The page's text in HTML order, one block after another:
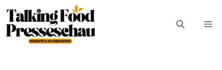
Inhalt
springen